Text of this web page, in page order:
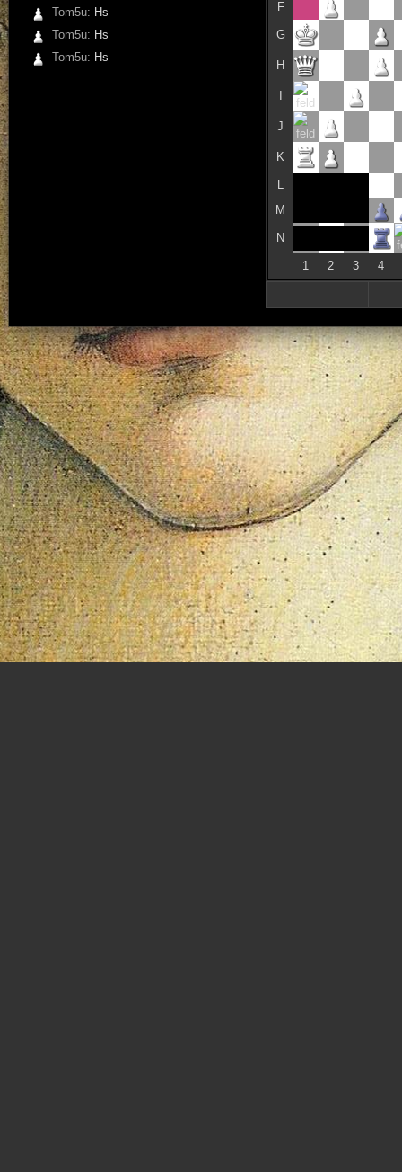
Tom5u: Hs
Tom5u: Hs
Tom5u: Hs
F
G
H
J
K
M
N
1 2 3 4